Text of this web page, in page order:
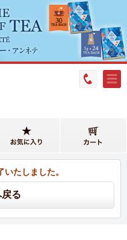
たしました。